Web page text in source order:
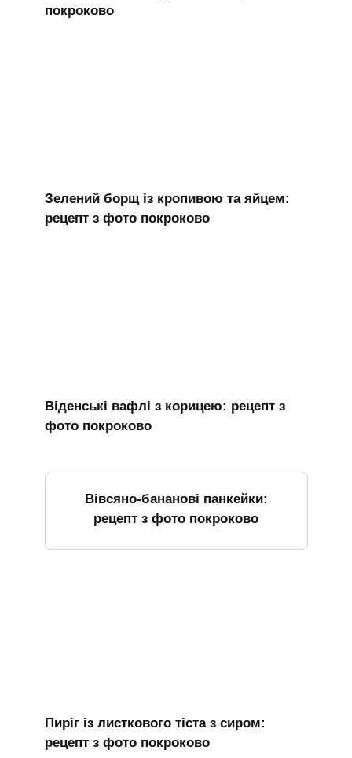
покроково
Зелений борщ із кропивою та яйцем:
рецепт з фото покроково
Віденські вафлі з корицею: рецепт з
фото покроково
Вівсяно-бананові панкейки:
рецепт з фото покроково
Пиріг із листкового тіста з сиром:
рецепт з фото покроково